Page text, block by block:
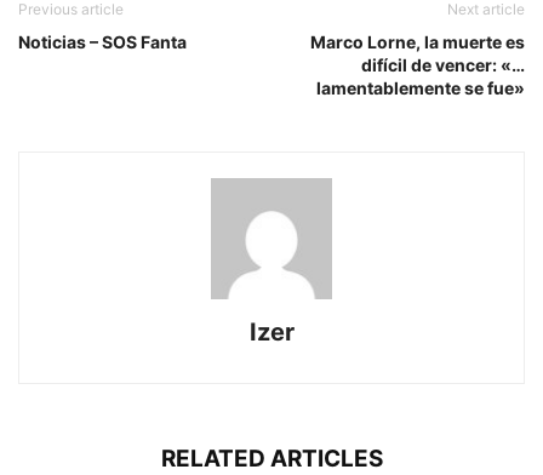
Previous article
Noticias – SOS Fanta
Next article
Marco Lorne, la muerte es
difícil de vencer: «…
lamentablemente se fue»
Izer
RELATED ARTICLES